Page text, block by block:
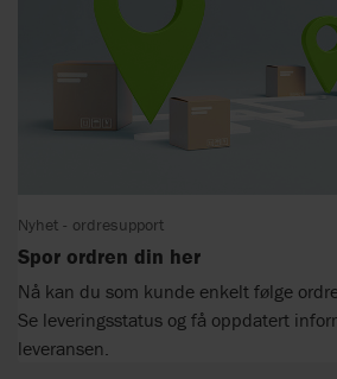
Nyhet - ordresupport
Spor ordren din her
Nå kan du som kunde enkelt følge
Se leveringsstatus og få oppdatert
leveransen.